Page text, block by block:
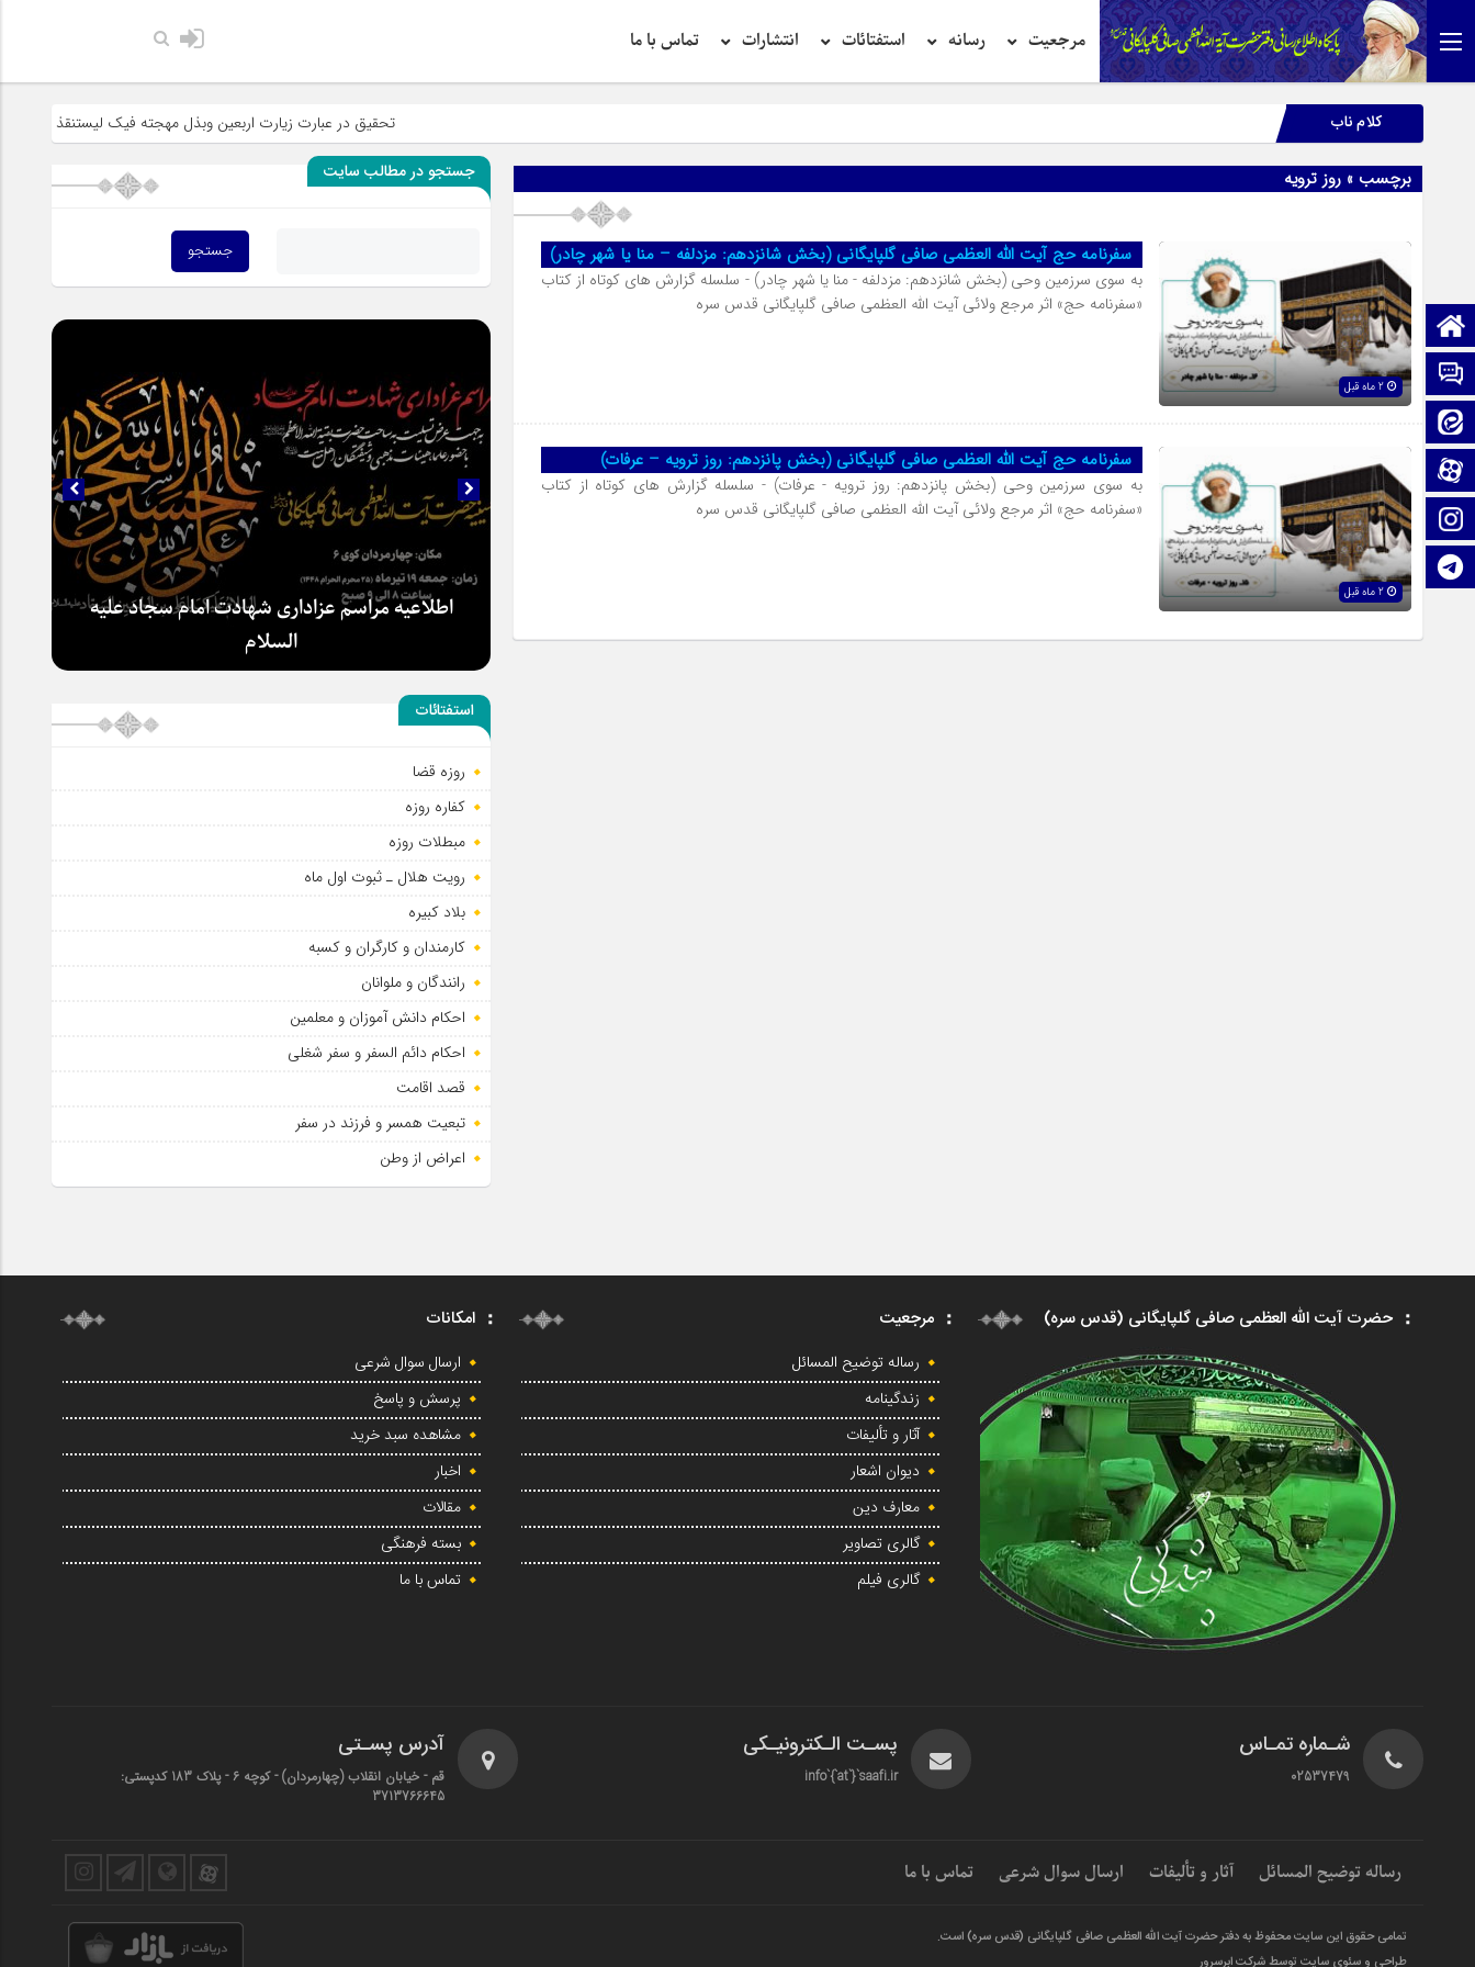
مرجعیت رسانه استفتائات انتشارات تماس با ما
صفحه نخست
تماس با ما
آپارات
اینستاگرام
تلگرام
کلام ناب تحقیق در عبارت زیارت اربعین وبذل مهجته فیک لیستنقذ عبادک من الجهاله
برچسب » روز ترویه
سفرنامه حج آیت الله العظمی صافی گلپایگانی (بخش شانزدهم: مزدلفه – منا یا شهر چادر)
به سوی سرزمین وحی (بخش شانزدهم: مزدلفه - منا یا شهر چادر) - سلسله گزارش های کوتاه از کتاب
«سفرنامه حج» اثر مرجع ولائی آیت الله العظمی صافی گلپایگانی قدس سره
سفرنامه حج آیت الله العظمی صافی گلپایگانی (بخش پانزدهم: روز ترویه – عرفات)
به سوی سرزمین وحی (بخش پانزدهم: روز ترویه - عرفات) - سلسله گزارش های کوتاه از کتاب
«سفرنامه حج» اثر مرجع ولائی آیت الله العظمی صافی گلپایگانی قدس سره
جستجو در مطالب سایت
اطلاعیه مراسم عزاداری شهادت امام سجاد علیه
السلام
استفتائات
روزه قضا
کفاره روزه
مبطلات روزه
رویت هلال ـ ثبوت اول ماه
بلاد کبیره
کارمندان و کارگران و کسبه
رانندگان و ملوانان
احکام دانش آموزان و معلمین
احکام دائم السفر و سفر شغلی
قصد اقامت
تبعیت همسر و فرزند در سفر
اعراض از وطن
حضرت آیت الله العظمی صافی گلپایگانی (قدس سره) مرجعیت
رساله توضیح المسائل
زندگینامه
آثار و تألیفات
دیوان اشعار
معارف دین
گالری تصاویر
گالری فیلم
امکانات
ارسال سوال شرعی
پرسش و پاسخ
مشاهده سبد خرید
اخبار
مقالات
بسته فرهنگی
تماس با ما
شـماره تمـاس
02537479
پسـت الـکترونیـکی
info`{`at`}`saafi.ir
آدرس پسـتی
قم - خیابان انقلاب (چهارمردان)‌ - کوچه 6 - پلاک 183 کدپستی:
3713766645
رساله توضیح المسائل آثار و تألیفات ارسال سوال شرعی تماس با ما
تمامی حقوق این سایت محفوظ به دفتر حضرت آیت الله العظمی صافی گلپایگانی (قدس سره) است.
طراحی و سئوی سایت توسط شرکت ابرسرور